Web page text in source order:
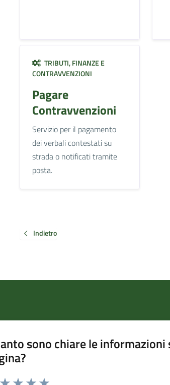
TRIBUTI, FINANZE E
CONTRAVVENZIONI
Pagare
Contravvenzioni
Servizio per il pagamento
dei verbali contestati su
strada o notificati tramite
posta.
Indietro
sono chiare le informazioni
da 1 a 5 stelle la pagina